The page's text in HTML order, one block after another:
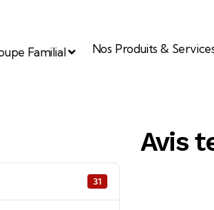
Familial Nos Produits &
31
Avis